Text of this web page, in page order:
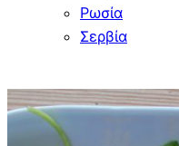
Ρωσία
Σερβία